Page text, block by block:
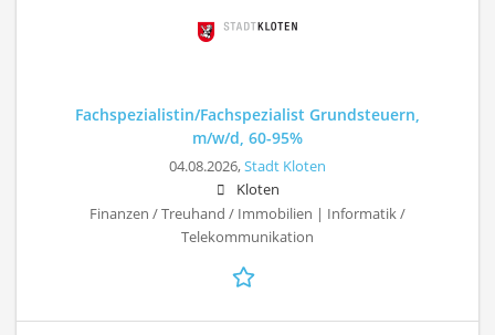
Fachspezialistin/Fachspezialist Grundsteuern,
m/w/d, 60-95%
04.08.2026,Stadt Kloten
Kloten
Finanzen / Treuhand / Immobilien | Informatik /
Telekommunikation